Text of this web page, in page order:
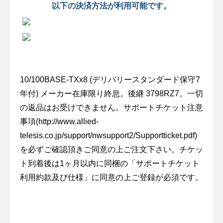
以下の決済方法が利用可能です。
10/100BASE-TXx8 (デリバリースタンダード保守7
年付) メーカー在庫限り終息。後継 3798RZ7。一切
の返品はお受けできません。サポートチケット注意
事項(http://www.allied-
telesis.co.jp/support/nwsupport2/Supportticket.pdf)
を必ずご確認頂きご同意の上ご注文下さい。チケッ
ト到着後は1ヶ月以内に同梱の「サポートチケット
利用約款及び仕様」に同意の上ご登録が必須です。